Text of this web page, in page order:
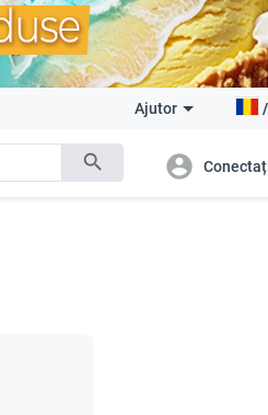
search
Ajutor /
account_circle